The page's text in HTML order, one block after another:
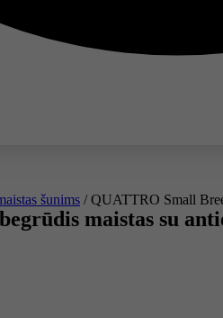
šunims / QUATTRO Small
maistas su